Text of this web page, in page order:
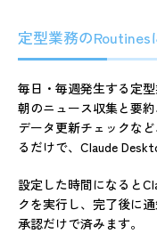
定型業務のRoutines
毎日・毎週発生する定
朝のニュース収集と要
データ更新チェックな
るだけで、Claude
設定した時間になると
クを実行し、完了後に
承認だけで済みます。